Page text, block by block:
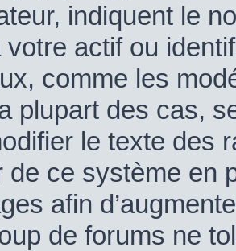
indiquent le
votre actif ou
comme les
plupart des cas,
le texte des
de ce système en
afin
de forums ne